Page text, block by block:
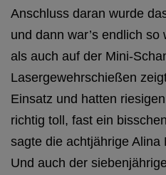
Anschluss daran wurde
und dann war’s endlich
als auch auf der
Lasergewehrschießen
Einsatz und hatten
richtig toll, fast ein
sagte die achtjährige
Und auch der